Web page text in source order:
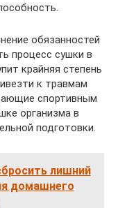
обязанностей
процесс сушки в
крайняя степень
к травмам
спортивным
организма в
подготовки.
лишний
домашнего